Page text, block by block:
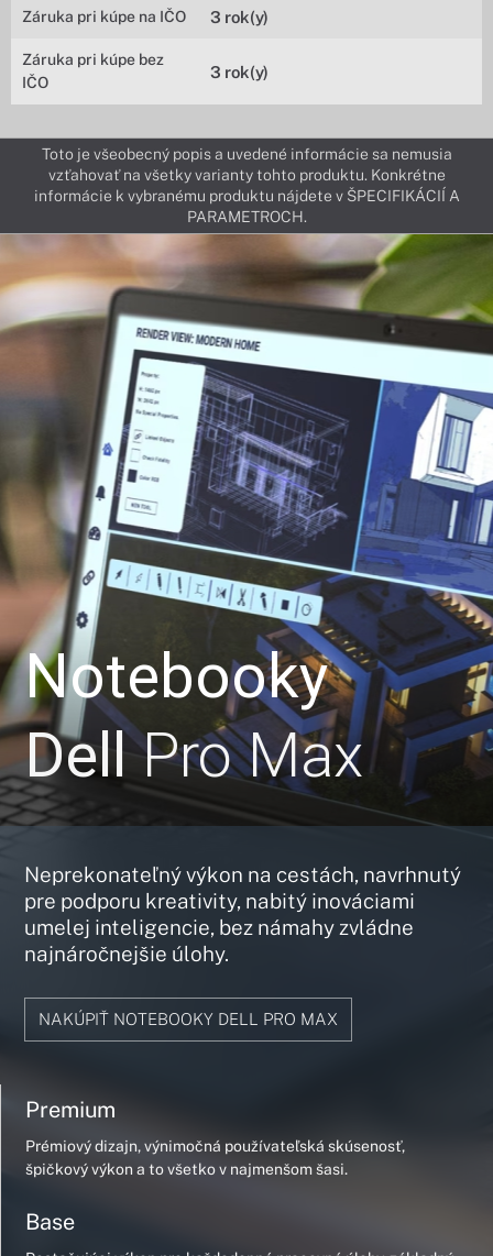
Záruka pri kúpe na IČO 3 rok(y)
Záruka pri kúpe bez
IČO
3 rok(y)
Toto je všeobecný popis a uvedené informácie sa nemusia
vzťahovať na všetky varianty tohto produktu. Konkrétne
informácie k vybranému produktu nájdete v ŠPECIFIKÁCIÍ A
PARAMETROCH.
Notebooky
DellPro Max
Neprekonateľný výkon na cestách, navrhnutý
pre podporu kreativity, nabitý inováciami
umelej inteligencie, bez námahy zvládne
najnáročnejšie úlohy.
NAKÚPIŤ NOTEBOOKY DELL PRO MAX
Premium
Prémiový dizajn, výnimočná používateľská skúsenosť,
špičkový výkon a to všetko v najmenšom šasi.
Base